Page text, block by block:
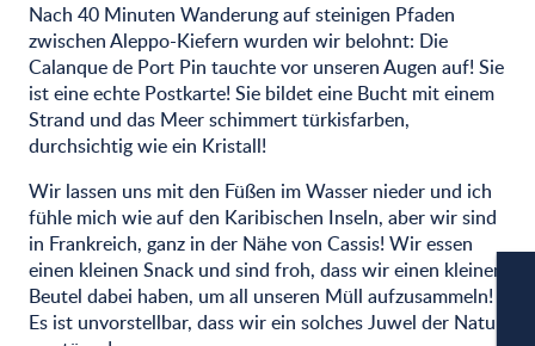
Nach 40 Minuten Wanderung auf steinigen Pfaden
zwischen Aleppo-Kiefern wurden wir belohnt: Die
Calanque de Port Pin tauchte vor unseren Augen auf! Sie
ist eine echte Postkarte! Sie bildet eine Bucht mit einem
Strand und das Meer schimmert türkisfarben,
durchsichtig wie ein Kristall!
Wir lassen uns mit den Füßen im Wasser nieder und ich
fühle mich wie auf den Karibischen Inseln, aber wir sind
in Frankreich, ganz in der Nähe von Cassis! Wir essen
einen kleinen Snack und sind froh, dass wir einen kleinen
Beutel dabei haben, um all unseren Müll aufzusammeln!
Es ist unvorstellbar, dass wir ein solches Juwel der Natur